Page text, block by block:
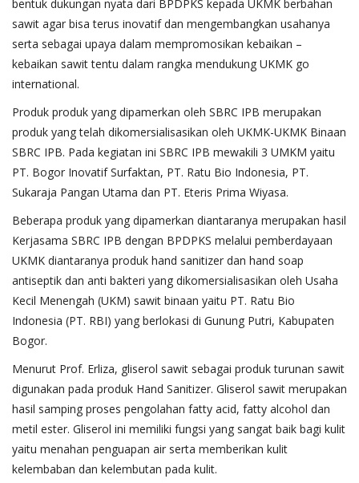
bentuk dukungan nyata dari BPDPKS kepada UKMK berbahan
sawit agar bisa terus inovatif dan mengembangkan usahanya
serta sebagai upaya dalam mempromosikan kebaikan –
kebaikan sawit tentu dalam rangka mendukung UKMK go
international.
Produk produk yang dipamerkan oleh SBRC IPB merupakan
produk yang telah dikomersialisasikan oleh UKMK-UKMK Binaan
SBRC IPB. Pada kegiatan ini SBRC IPB mewakili 3 UMKM yaitu
PT. Bogor Inovatif Surfaktan, PT. Ratu Bio Indonesia, PT.
Sukaraja Pangan Utama dan PT. Eteris Prima Wiyasa.
Beberapa produk yang dipamerkan diantaranya merupakan hasil
Kerjasama SBRC IPB dengan BPDPKS melalui pemberdayaan
UKMK diantaranya produk hand sanitizer dan hand soap
antiseptik dan anti bakteri yang dikomersialisasikan oleh Usaha
Kecil Menengah (UKM) sawit binaan yaitu PT. Ratu Bio
Indonesia (PT. RBI) yang berlokasi di Gunung Putri, Kabupaten
Bogor.
Menurut Prof. Erliza, gliserol sawit sebagai produk turunan sawit
digunakan pada produk Hand Sanitizer. Gliserol sawit merupakan
hasil samping proses pengolahan fatty acid, fatty alcohol dan
metil ester. Gliserol ini memiliki fungsi yang sangat baik bagi kulit
yaitu menahan penguapan air serta memberikan kulit
kelembaban dan kelembutan pada kulit.